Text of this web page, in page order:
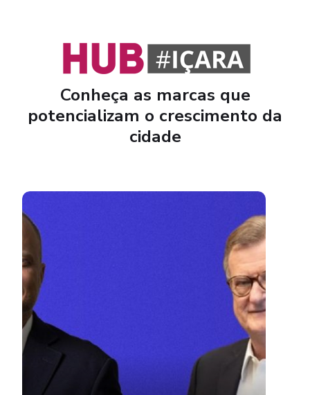
Conheça as marcas que
potencializam o crescimento da
cidade